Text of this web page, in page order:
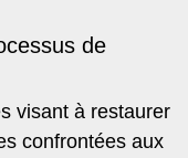
de
visant à restaurer
confrontées aux